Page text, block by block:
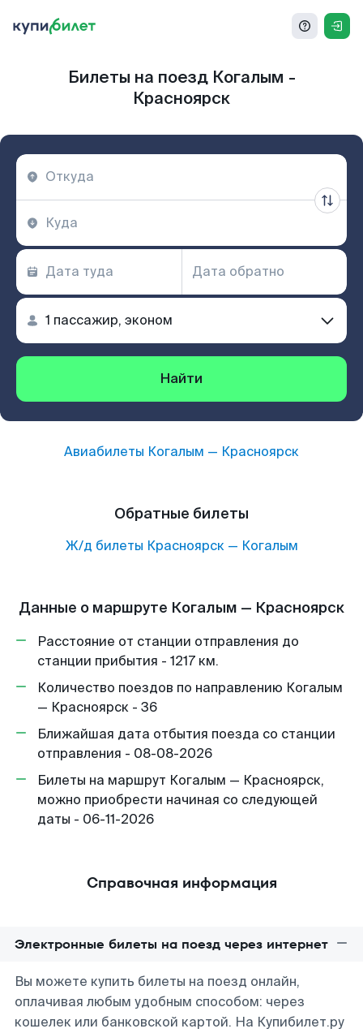
Билеты на поезд Когалым -
Красноярск
Найти
Авиабилеты Когалым — Красноярск
Обратные билеты
Ж/д билеты Красноярск— Когалым
Данные о маршруте Когалым — Красноярск
Расстояние от станции отправления до
станции прибытия - 1217 км.
Количество поездов по направлению Когалым
— Красноярск - 36
Ближайшая дата отбытия поезда со станции
отправления - 08-08-2026
Билеты на маршрут Когалым — Красноярск,
можно приобрести начиная со следующей
даты - 06-11-2026
Справочная информация
Электронные билеты на поезд через интернет
Вы можете купить билеты на поезд онлайн,
оплачивая любым удобным способом: через
кошелек или банковской картой. На Купибилет.ру